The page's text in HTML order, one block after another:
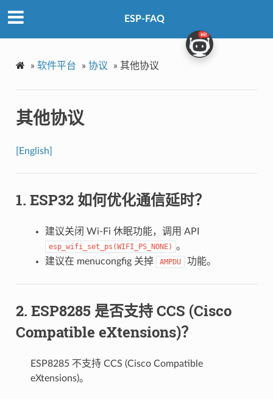
ESP-FAQ
» 软件平台 » 协议 » 其他协议
其他协议
[English]
ESP32 如何优化通信延时？
建议关闭 Wi-Fi 休眠功能，调用 API
esp_wifi_set_ps(WIFI_PS_NONE) 。
建议在 menucongfig 关掉
AMPDU 功能。
ESP8285 是否⽀持 CCS (Cisco
Compatible eXtensions)？
ESP8285 不支持 CCS (Cisco Compatible
eXtensions)。